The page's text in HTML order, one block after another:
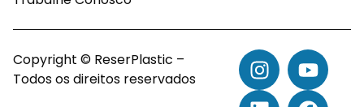
Copyright © ReserPlastic –
Todos os direitos reservados